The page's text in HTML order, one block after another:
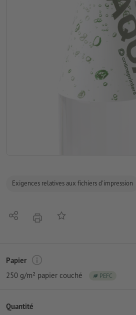
Exigences relatives aux fichiers d'impression
PartagerimprimerAjouter à liste d'article
Papier
250 g/m² papier couché
PEFC
Quantité